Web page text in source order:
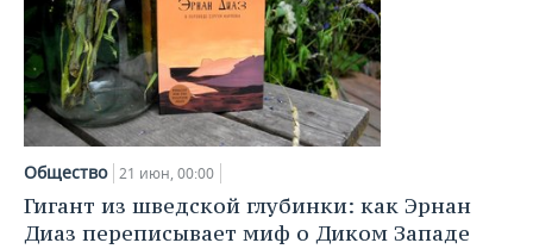
Общество 21 июн, 00:00
Гигант из шведской глубинки: как Эрнан
Диаз переписывает миф о Диком Западе